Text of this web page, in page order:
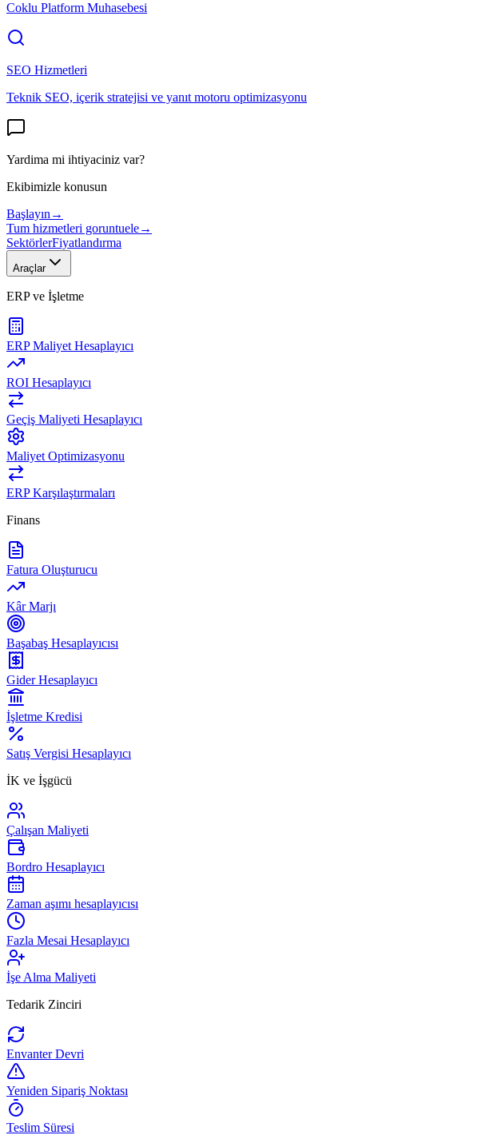
Coklu Platform Muhasebesi
SEO Hizmetleri
Teknik SEO, içerik stratejisi ve yanıt motoru optimizasyonu
Yardima mi ihtiyaciniz var?
Ekibimizle konusun
Başlayın →
Tum hizmetleri goruntuele→
SektörlerFiyatlandırma
Araçlar
ERP ve İşletme
ERP Maliyet Hesaplayıcı
ROI Hesaplayıcı
Geçiş Maliyeti Hesaplayıcı
Maliyet Optimizasyonu
ERP Karşılaştırmaları
Finans
Fatura Oluşturucu
Kâr Marjı
Başabaş Hesaplayıcısı
Gider Hesaplayıcı
İşletme Kredisi
Satış Vergisi Hesaplayıcı
İK ve İşgücü
Çalışan Maliyeti
Bordro Hesaplayıcı
Zaman aşımı hesaplayıcısı
Fazla Mesai Hesaplayıcı
İşe Alma Maliyeti
Tedarik Zinciri
Envanter Devri
Yeniden Sipariş Noktası
Teslim Süresi